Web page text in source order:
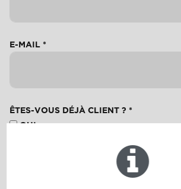
E-MAIL *
ÊTES-VOUS DÉJÀ CLIENT ? *
OUI
SI OUI, QUEL EST VOTRE CODE CLIENT ?